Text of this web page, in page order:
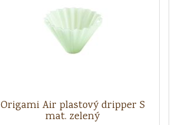
Origami Air plastový dripper S
mat. zelený